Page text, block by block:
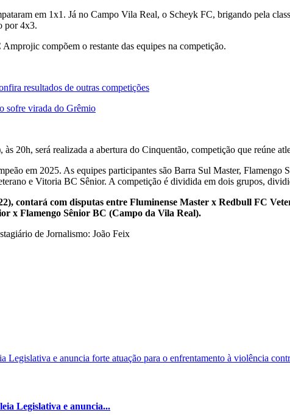
em 1x1. Já no Campo Vila Real, o Scheyk FC, brigando pela
por 4x3.
compõem o restante das equipes na competição.
resultados de outras competições
sofre virada do Grêmio
20h, será realizada a abertura do Cinquentão, competição que reúne
em 2025. As equipes participantes são Barra Sul Master,
e Vitoria BC Sênior. A competição é dividida em dois grupos,
contará com disputas entre Fluminense Master x Redbull FC
x Flamengo Sênior BC (Campo da Vila Real).
de Jornalismo: João Feix
Legislativa e anuncia...